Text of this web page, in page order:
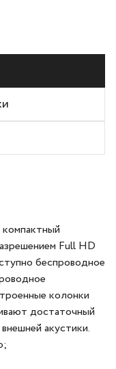
Full HD
беспроводное
колонки
достаточный
акустики.